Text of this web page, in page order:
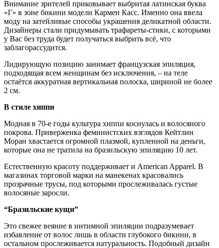
Внимание зрителей приковывает выбритая латинская буква
«Г» в зоне бикини модели Кармен Касс. Именно она ввела
моду на затейливые способы украшения деликатной области.
Дизайнеры стали придумывать трафареты-стики, с которыми
у Вас без труда будет получаться выбрить всё, что
заблагорассудится.
Лидирующую позицию занимает французская эпиляция,
подходящая всем женщинам без исключения, – на теле
остаётся аккуратная вертикальная полоска, шириной не более
2 см.
В стиле хиппи
Модная в 70-е годы культура хиппи коснулась и волосяного
покрова. Приверженка феминистских взглядов Кейтлин
Моран хвастается огромной плазмой, купленной на деньги,
которые она не тратила на бразильскую эпиляцию 10 лет.
Естественную красоту поддерживает и American Apparel. В
магазинах торговой марки на манекенах красовались
прозрачные трусы, под которыми прослеживалась густые
волосяные заросли.
“Бразильские кущи”
Это свежее веяние в интимной эпиляции подразумевает
избавление от волос лишь в области глубокого бикини, в
остальном прослеживается натуральность. Подобный дизайн